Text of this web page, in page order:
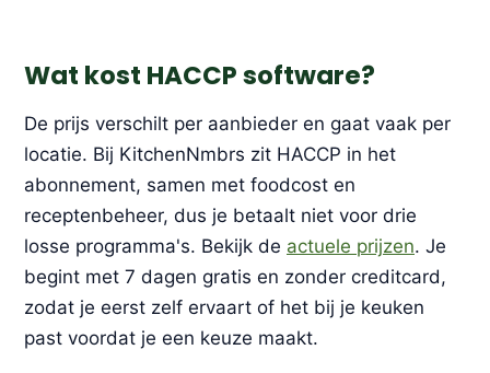
Wat kost HACCP software?
De prijs verschilt per aanbieder en gaat vaak per
locatie. Bij KitchenNmbrs zit HACCP in het
abonnement, samen met foodcost en
receptenbeheer, dus je betaalt niet voor drie
losse programma's. Bekijk de actuele prijzen. Je
begint met 7 dagen gratis en zonder creditcard,
zodat je eerst zelf ervaart of het bij je keuken
past voordat je een keuze maakt.